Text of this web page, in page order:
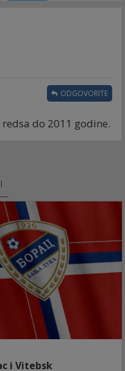
do 2011 godine.
ODGOVORITE
i Vitebsk